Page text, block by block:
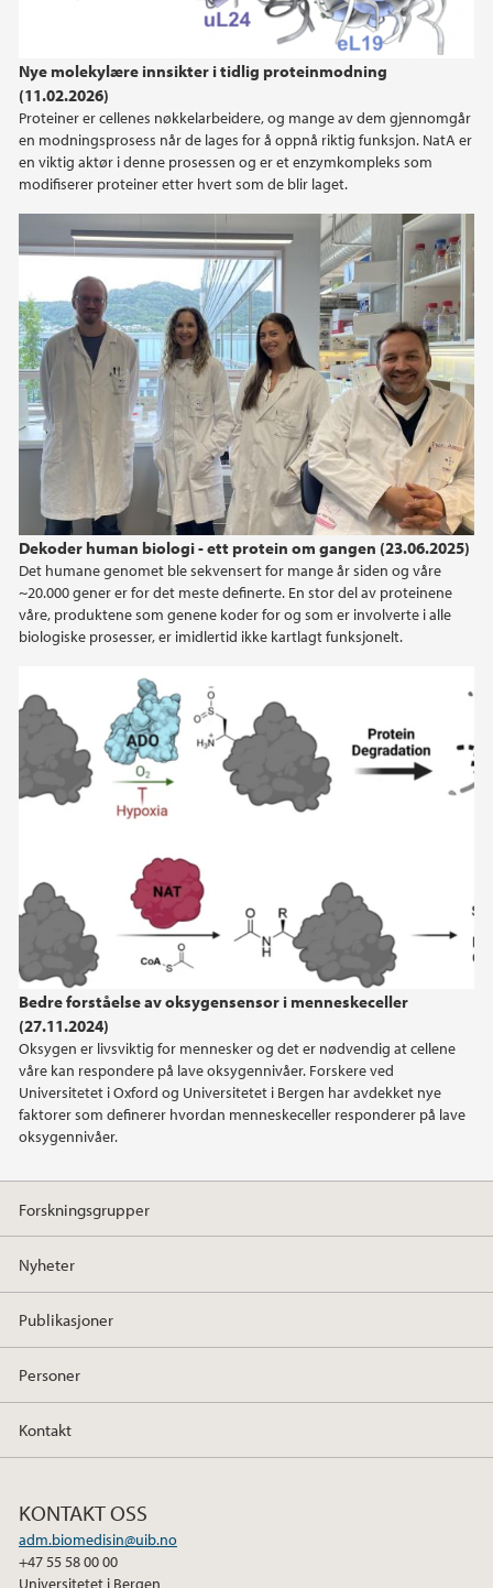
Nye molekylære innsikter i tidlig proteinmodning
(11.02.2026)
Proteiner er cellenes nøkkelarbeidere, og mange av dem gjennomgår
en modningsprosess når de lages for å oppnå riktig funksjon. NatA er
en viktig aktør i denne prosessen og er et enzymkompleks som
modifiserer proteiner etter hvert som de blir laget.
Dekoder human biologi - ett protein om gangen (23.06.2025)
Det humane genomet ble sekvensert for mange år siden og våre
~20.000 gener er for det meste definerte. En stor del av proteinene
våre, produktene som genene koder for og som er involverte i alle
biologiske prosesser, er imidlertid ikke kartlagt funksjonelt.
Bedre forståelse av oksygensensor i menneskeceller
(27.11.2024)
Oksygen er livsviktig for mennesker og det er nødvendig at cellene
våre kan respondere på lave oksygennivåer. Forskere ved
Universitetet i Oxford og Universitetet i Bergen har avdekket nye
faktorer som definerer hvordan menneskeceller responderer på lave
oksygennivåer.
Forskningsgrupper
Nyheter
Publikasjoner
Personer
Kontakt
KONTAKT OSS
adm.biomedisin@uib.no
+47 55 58 00 00
Universitetet i Bergen